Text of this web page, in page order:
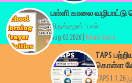
பள்ளி காலை வழிபாட்டு
திருக்குறள்: பால் :...
Aug 02 2026 | Read more
TAPS
கொள்ள
TAPS 1.1.26